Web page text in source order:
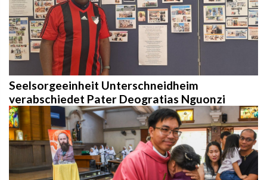
Seelsorgeeinheit Unterschneidheim
verabschiedet Pater Deogratias Nguonzi